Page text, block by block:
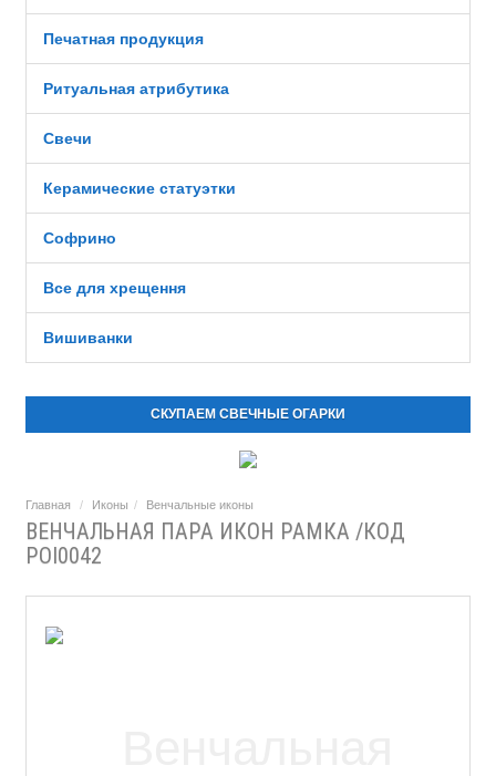
Печатная продукция
Ритуальная атрибутика
Свечи
Керамические статуэтки
Софрино
Все для хрещення
Вишиванки
СКУПАЕМ СВЕЧНЫЕ ОГАРКИ
Главная Иконы Венчальные иконы
ВЕНЧАЛЬНАЯ ПАРА ИКОН РАМКА /КОД
POI0042